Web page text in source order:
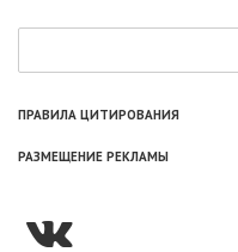
ПРАВИЛА ЦИТИРОВАНИЯ
РАЗМЕЩЕНИЕ РЕКЛАМЫ